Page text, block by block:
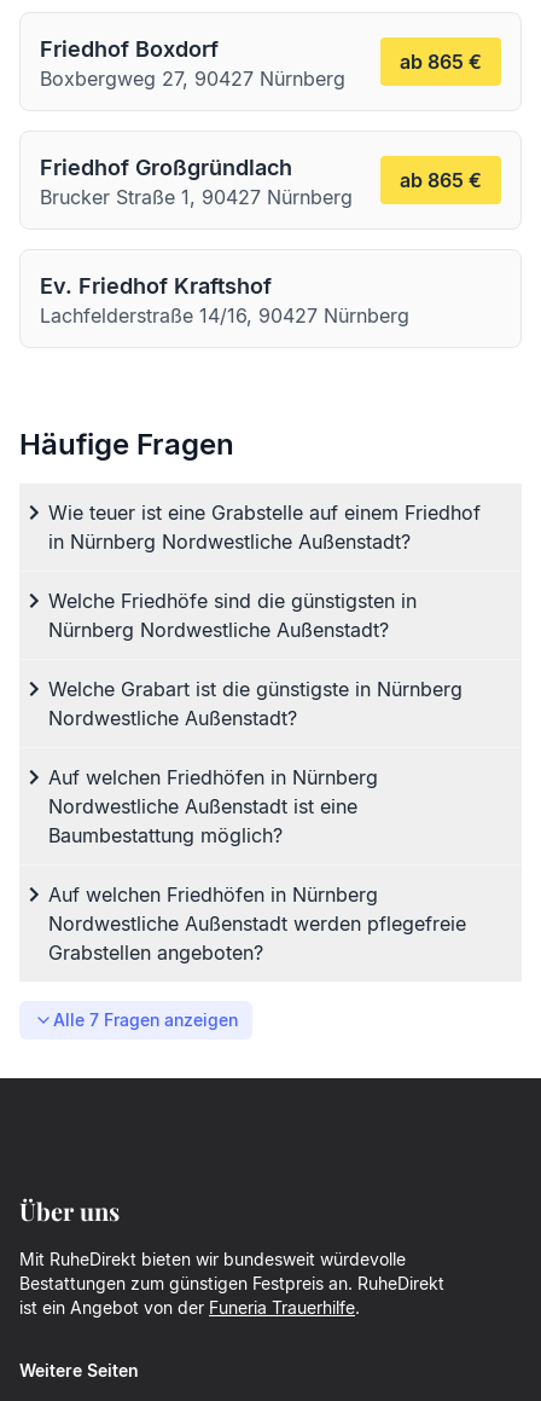
Friedhof Boxdorf
Boxbergweg 27, 90427 Nürnberg
ab 865 €
Friedhof Großgründlach
Brucker Straße 1, 90427 Nürnberg
ab 865 €
Ev. Friedhof Kraftshof
Lachfelderstraße 14/16, 90427 Nürnberg
Häufige Fragen
Wie teuer ist eine Grabstelle auf einem Friedhof
in Nürnberg Nordwestliche Außenstadt?
Welche Friedhöfe sind die günstigsten in
Nürnberg Nordwestliche Außenstadt?
Welche Grabart ist die günstigste in Nürnberg
Nordwestliche Außenstadt?
Auf welchen Friedhöfen in Nürnberg
Nordwestliche Außenstadt ist eine
Baumbestattung möglich?
Auf welchen Friedhöfen in Nürnberg
Nordwestliche Außenstadt werden pflegefreie
Grabstellen angeboten?
Alle 7 Fragen anzeigen
Über uns
Mit RuheDirekt bieten wir bundesweit würdevolle
Bestattungen zum günstigen Festpreis an. RuheDirekt
ist ein Angebot von der Funeria Trauerhilfe.
Weitere Seiten